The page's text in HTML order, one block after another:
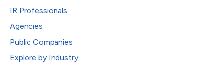
IR Professionals
Agencies
Public Companies
Explore by Industry